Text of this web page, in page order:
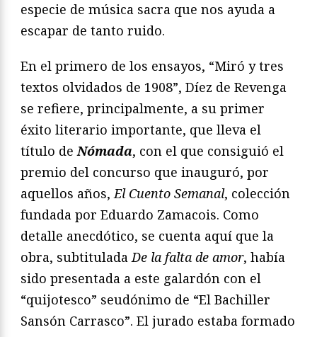
especie de música sacra que nos ayuda a
escapar de tanto ruido.
En el primero de los ensayos, “Miró y tres
textos olvidados de 1908”, Díez de Revenga
se refiere, principalmente, a su primer
éxito literario importante, que lleva el
título deNómada, con el que consiguió el
premio del concurso que inauguró, por
aquellos años,El Cuento Semanal, colección
fundada por Eduardo Zamacois. Como
detalle anecdótico, se cuenta aquí que la
obra, subtituladaDe la falta de amor, había
sido presentada a este galardón con el
“quijotesco” seudónimo de “El Bachiller
Sansón Carrasco”. El jurado estaba formado